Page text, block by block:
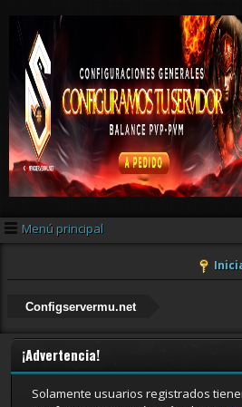
Menú principal
Configservermu.net
¡Advertencia!
Solamente usuarios registrados